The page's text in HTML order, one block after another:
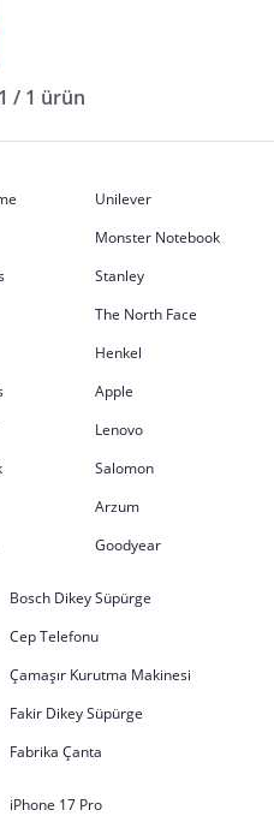
/ 1 ürün
Unilever
Monster Notebook
Stanley
The North Face
Henkel
Apple
Lenovo
Salomon
Arzum
Goodyear
Bosch Dikey Süpürge
Cep Telefonu
Çamaşır Kurutma Makinesi
Fakir Dikey Süpürge
Fabrika Çanta
iPhone 17 Pro